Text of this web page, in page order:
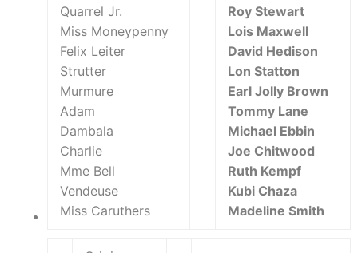
Quarrel Jr.
Miss Moneypenny
Felix Leiter
Strutter
Murmure
Adam
Dambala
Charlie
Mme Bell
Vendeuse
Miss Caruthers
Roy Stewart
Lois Maxwell
David Hedison
Lon Statton
Earl Jolly Brown
Tommy Lane
Michael Ebbin
Joe Chitwood
Ruth Kempf
Kubi Chaza
Madeline Smith